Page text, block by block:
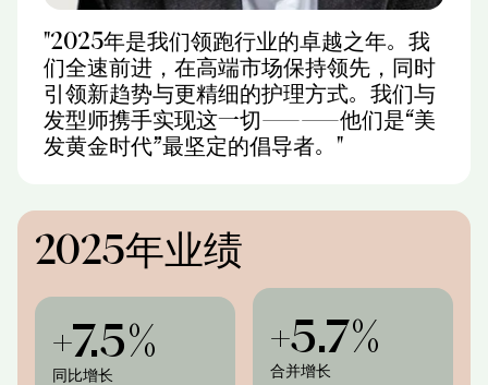
"2025年是我们领跑行业的卓越之年。我
们全速前进，在高端市场保持领先，同时
引领新趋势与更精细的护理方式。我们与
发型师携手实现这一切——他们是“美
发黄金时代”最坚定的倡导者。"
2025年业绩
+7.5%
同比增长
+5.7%
合并增长